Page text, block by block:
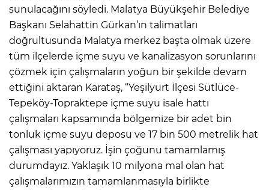
sunulacağını söyledi. Malatya Büyükşehir Belediye
Başkanı Selahattin Gürkan’ın talimatları
doğrultusunda Malatya merkez başta olmak üzere
tüm ilçelerde içme suyu ve kanalizasyon sorunlarını
çözmek için çalışmaların yoğun bir şekilde devam
ettiğini aktaran Karataş, “Yeşilyurt İlçesi Sütlüce-
Tepeköy-Topraktepe içme suyu isale hattı
çalışmaları kapsamında bölgemize bir adet bin
tonluk içme suyu deposu ve 17 bin 500 metrelik hat
çalışması yapıyoruz. İşin çoğunu tamamlamış
durumdayız. Yaklaşık 10 milyona mal olan hat
çalışmalarımızın tamamlanmasıyla birlikte